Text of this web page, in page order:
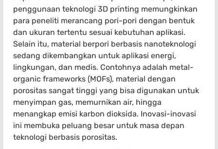
penggunaan teknologi 3D printing memungkinkan
para peneliti merancang pori-pori dengan bentuk
dan ukuran tertentu sesuai kebutuhan aplikasi.
Selain itu, material berpori berbasis nanoteknologi
sedang dikembangkan untuk aplikasi energi,
lingkungan, dan medis. Contohnya adalah metal-
organic frameworks (MOFs), material dengan
porositas sangat tinggi yang bisa digunakan untuk
menyimpan gas, memurnikan air, hingga
menangkap emisi karbon dioksida. Inovasi-inovasi
ini membuka peluang besar untuk masa depan
teknologi berbasis porositas.